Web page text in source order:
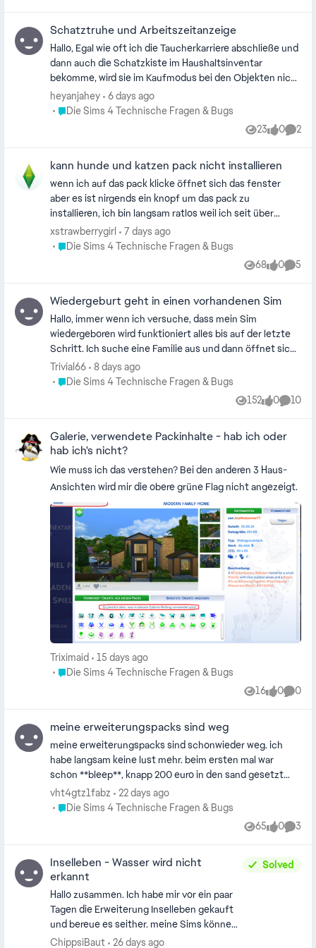
das letzte Mal, dass ich etwas von Dynastien gehört
habe: alles weg. Großes Problem: auch in den älteren
Speicherständen! Auch das Laden ohne Mods in alle
Speicherstände: keine Dynastien mehr, selbst in
Speicherständen vor der Hochzeit.
Schatztruhe und Arbeitszeitanzeige
Hallo, Egal wie oft ich die Taucherkarriere abschließe und
dann auch die Schatzkiste im Haushaltsinventar
bekomme, wird sie im Kaufmodus bei den Objekten nicht
freigeschalten. Und ich vermisse es, wenn ich im Live-
Modus mit der Maus auf das Karierre-Symbol fahre (nicht
anklicke), dass dort steht, wann der Sim wieder zur
Arbeit muss. Da steht seit langer Zeit immer 0 Minuten.
heyanjahey
6 days ago
Place Die Sims 4 Technische Fragen & Bugs
Die Sims 4 Technische Fragen & Bugs
23
Views 0
likes 2
kann hunde und katzen pack nicht installieren
wenn ich auf das pack klicke öffnet sich das fenster
aber es ist nirgends ein knopf um das pack zu
installieren, ich bin langsam ratlos weil ich seit über
einem monat das pack nicht nutzen kann weil es nicht
zu installieren geht kann mir bitte jemand helfen ? wie
xstrawberrygirl
7 days ago
Place Die Sims 4 Technische Fragen & Bugs
Die Sims 4 Technische Fragen & Bugs
68
Views 0
likes 5
Wiedergeburt geht in einen vorhandenen Sim
Hallo, immer wenn ich versuche, dass mein Sim
wiedergeboren wird funktioniert alles bis auf der letzte
Schritt. Ich suche eine Familie aus und dann öffnet sich
auch "Erstelle einen Sim". Aber kein neuer Sim als der
Wiedergeborene. Sondern das wiedergeboren Zeichen
geht auf einen bereits vorhandenen Sim und ich kann bei
diesem die Genetik etc. anpassen. Also geht mein
möchte aber, dass der wiedergeborene ein ganz neuer
Sim wird. Ich hoffe mir kann hier geholfen werden. Ach ja
es geht um das PC-Spiel
Trivial66
8 days ago
Place Die Sims 4 Technische Fragen & Bugs
Die Sims 4 Technische Fragen & Bugs
152
Views 0
likes 10
Galerie, verwendete Packinhalte - hab ich oder
hab ich's nicht?
Wie muss ich das verstehen? Bei den anderen 3 Haus-
Ansichten wird mir die obere grüne Flag nicht angezeigt.
Triximaid
15 days ago
Place Die Sims 4 Technische Fragen & Bugs
Die Sims 4 Technische Fragen & Bugs
16
Views 0
likes 0
meine erweiterungspacks sind weg
meine erweiterungspacks sind schonwieder weg. ich
habe langsam keine lust mehr. beim ersten mal war
schon **bleep**, knapp 200 euro in den sand gesetzt
aber ein zweitesmal? ich möchte bitte ALLE meine
packs zurück oder mein geld.
vht4gtz1fabz
22 days ago
Place Die Sims 4 Technische Fragen & Bugs
Die Sims 4 Technische Fragen & Bugs
65
Views 0
likes 3
Inselleben - Wasser wird nicht
erkannt
Hallo zusammen. Ich habe mir vor ein paar
Tagen die Erweiterung Inselleben gekauft
und bereue es seither. meine Sims können
nicht im Meer schwimmen (im Pool geht
Solved
ChippsiBaut
26 days ago